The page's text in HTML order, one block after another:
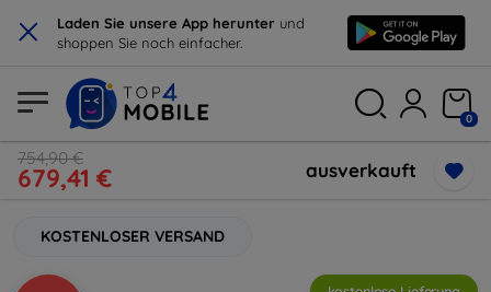
× Laden Sie unsere App herunter und
shoppen Sie noch einfacher.
0
754,90 €
679,41 € ausverkauft
KOSTENLOSER VERSAND